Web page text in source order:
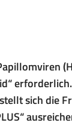
sich die